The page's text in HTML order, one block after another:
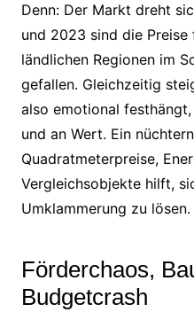
Denn: Der Markt dreht
und 2023 sind die
ländlichen Regionen im
gefallen. Gleichzeitig
also emotional
und an Wert. Ein
Quadratmeterpreise,
Vergleichsobjekte hilft,
Umklammerung zu lösen.
Förderchaos,
Budgetcrash